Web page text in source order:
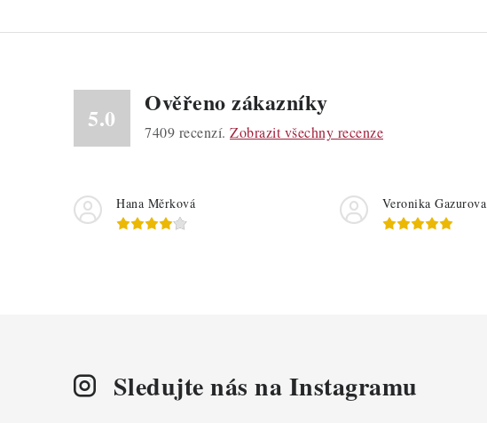
5.0
Ověřeno zákazníky
7409 recenzí. Zobrazit všechny recenze
Hana Měrková Veronika Gazurova
Sledujte nás na Instagramu